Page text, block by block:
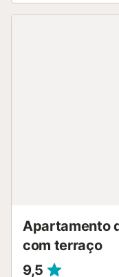
Apartamento
com terraço
9,5